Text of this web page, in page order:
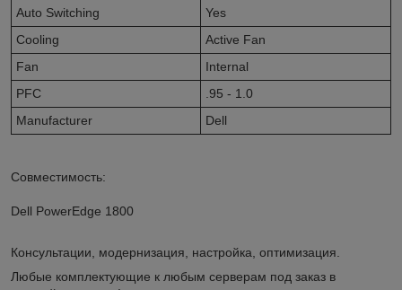
Auto Switching
Yes
Cooling
Active Fan
Fan
Internal
PFC
.95 - 1.0
Manufacturer
Dell
Совместимость:
Dell PowerEdge 1800
Консультации, модернизация, настройка, оптимизация.
Любые комплектующие к любым серверам под заказ в